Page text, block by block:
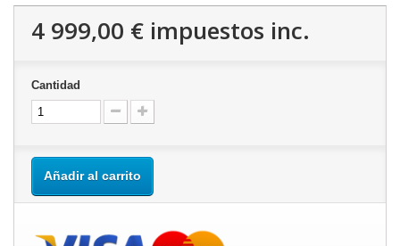
4 999,00 € impuestos inc.
Cantidad
Añadir al carrito